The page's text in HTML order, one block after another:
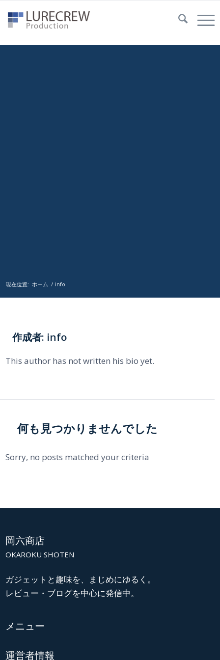
現在位置: ホーム / info
作成者: info
This author has not written his bio yet.
何も見つかりませんでした
Sorry, no posts matched your criteria
岡六商店
OKAROKU SHOTEN
ガジェットと趣味を、まじめにゆるく。
レビュー・ブログを中心に発信中。
メニュー
運営者情報